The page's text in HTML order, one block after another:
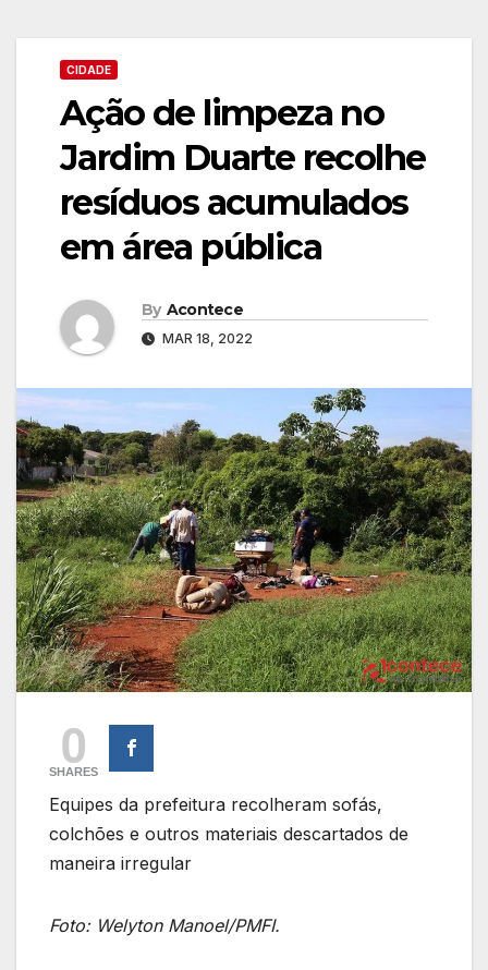
CIDADE
Ação de limpeza no
Jardim Duarte recolhe
resíduos acumulados
em área pública
By Acontece
MAR 18, 2022
0
SHARES
Equipes da prefeitura recolheram sofás,
colchões e outros materiais descartados de
maneira irregular
Foto: Welyton Manoel/PMFI.